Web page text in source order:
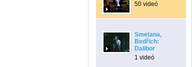
50 videó
Smetana,
Bedřich:
Dalibor
1 videó